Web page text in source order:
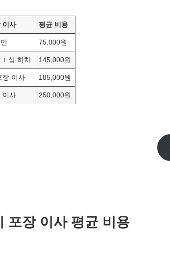
이사 평균 비용
75,000원
+ 상 하차 145,000원
장 이사 185,000원
이사 250,000원
포장 이사 평균 비용